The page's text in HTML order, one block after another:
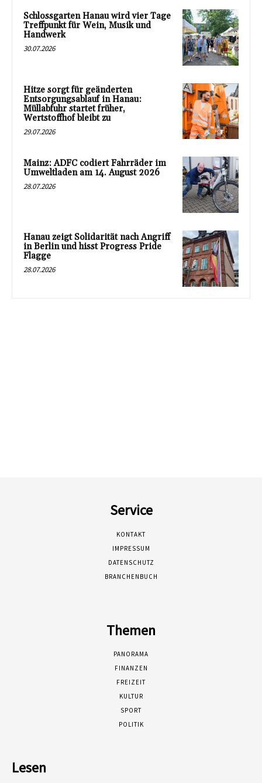
Schlossgarten Hanau wird vier Tage
Treffpunkt für Wein, Musik und
Handwerk
30.07.2026
Hitze sorgt für geänderten
Entsorgungsablauf in Hanau:
Müllabfuhr startet früher,
Wertstoffhof bleibt zu
29.07.2026
Mainz: ADFC codiert Fahrräder im
Umweltladen am 14. August 2026
28.07.2026
Hanau zeigt Solidarität nach Angriff
in Berlin und hisst Progress Pride
Flagge
28.07.2026
Service
KONTAKT
IMPRESSUM
DATENSCHUTZ
BRANCHENBUCH
Themen
PANORAMA
FINANZEN
FREIZEIT
KULTUR
SPORT
POLITIK
Lesen